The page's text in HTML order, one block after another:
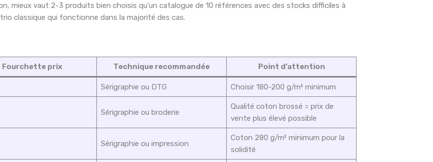
mieux vaut 2-3 produits bien choisis qu’un catalogue de 10 références avec des stocks difficiles à
classique qui fonctionne dans la majorité des cas.
Fourchette prix Technique recommandée Point d’attention
Sérigraphie ou DTG Choisir 180-200 g/m² minimum
Sérigraphie ou broderie
Qualité coton brossé = prix de
vente plus élevé possible
Sérigraphie ou impression
Coton 280 g/m² minimum pour la
solidité